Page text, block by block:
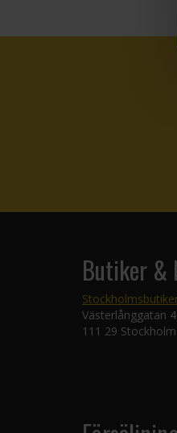
Butiker &
Västerlånggatan
111 29 Stockholm